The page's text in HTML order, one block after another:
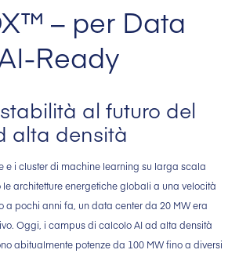
– per Data
Ready
al futuro del
alta densità
e i cluster di machine learning su larga scala
architetture energetiche globali a una velocità
a pochi anni fa, un data center da 20 MW era
Oggi, i campus di calcolo AI ad alta densità
abitualmente potenze da 100 MW fino a diversi